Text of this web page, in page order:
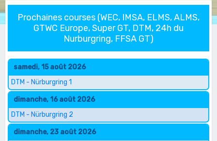
Prochaines courses (WEC, IMSA, ELMS, ALMS,
GTWC Europe, Super GT, DTM, 24h du
Nurburgring, FFSA GT)
samedi, 15 août 2026
DTM - Nürburgring 1
dimanche, 16 août 2026
DTM - Nürburgring 2
dimanche, 23 août 2026